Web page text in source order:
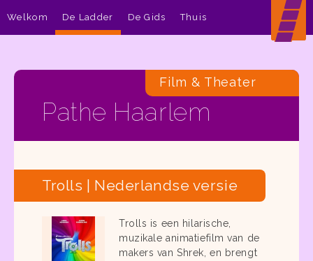
Pathe Haarlem
Film & Theater
Trolls | Nederlandse versie
Trolls is een hilarische,
muzikale animatiefilm van de
makers van Shrek, en brengt
Welkom De Ladder De Gids Thuis